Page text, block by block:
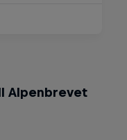
Alpenbrevet